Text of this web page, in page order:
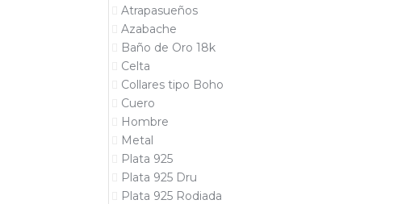
Atrapasueños
Azabache
Baño de Oro 18k
Celta
Collares tipo Boho
Cuero
Hombre
Metal
Plata 925
Plata 925 Dru
Plata 925 Rodiada